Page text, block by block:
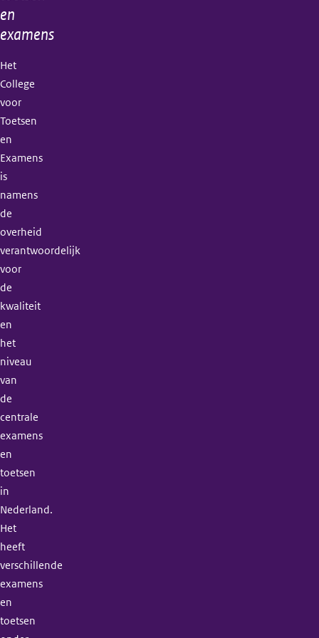
en
examens
Het
College
voor
Toetsen
en
Examens
is
namens
de
overheid
verantwoordelijk
voor
de
kwaliteit
en
het
niveau
van
de
centrale
examens
en
toetsen
in
Nederland.
Het
heeft
verschillende
examens
en
toetsen